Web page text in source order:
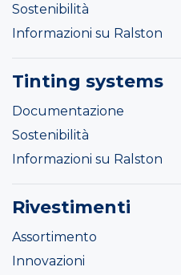
Sostenibilità
Informazioni su Ralston
Tinting systems
Documentazione
Sostenibilità
Informazioni su Ralston
Rivestimenti
Assortimento
Innovazioni